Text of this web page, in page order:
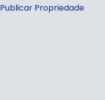
Publicar Propriedade